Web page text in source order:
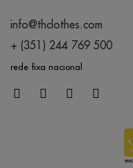
info@thclothes.com
+ (351) 244 769 500
rede fixa nacional